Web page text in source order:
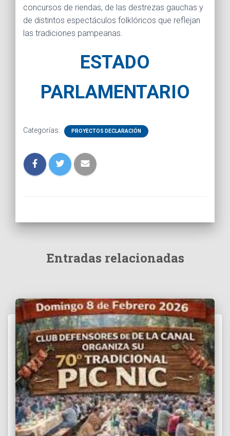
concursos de riendas, de las destrezas gauchas y
de distintos espectáculos folklóricos que reflejan
las tradiciones pampeanas.
ESTADO
PARLAMENTARIO
Categorías: PROYECTOS DECLARACIÓN
Entradas relacionadas